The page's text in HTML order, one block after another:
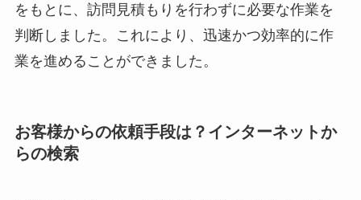
をもとに、訪問見積もりを行わずに必要な作業を
判断しました。これにより、迅速かつ効率的に作
業を進めることができました。
お客様からの依頼手段は？インターネットか
らの検索